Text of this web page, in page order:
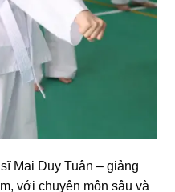
Mai Duy Tuân – giảng
với chuyên môn sâu và